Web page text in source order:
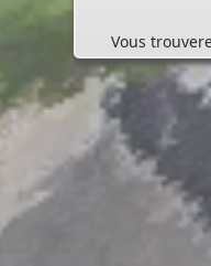
rhin.fr/
Il est
Le site